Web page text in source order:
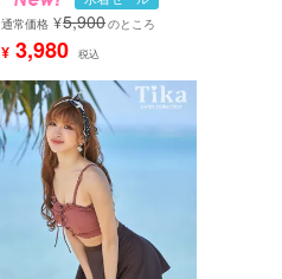
ン スカートタイプ 洋服みたい
な ガーリー レース ホワイト
白 Lサイズあり 大きいサイズ
ビキニ (聖菜着用) [tk-
通常価格 ¥5,900のところ
¥ 3,980 税込